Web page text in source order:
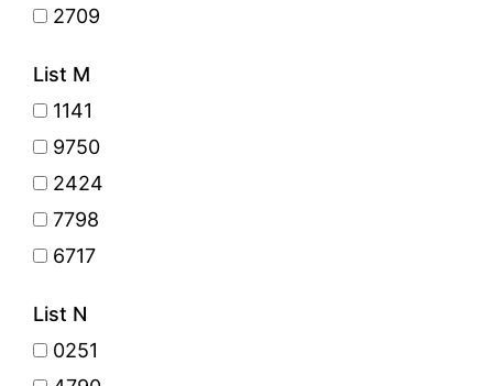
2709
List M
1141
9750
2424
7798
6717
List N
0251